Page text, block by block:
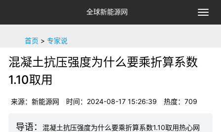
切
换
全球新能源网
首页 > 专家说
混凝土抗压强度为什么要乘折算系数
1.10取用
来源：新能源网 时间：2024-08-17 15:26:39 热度： 709
混凝土抗压强度为什么要乘折算系数1.10取用热心网